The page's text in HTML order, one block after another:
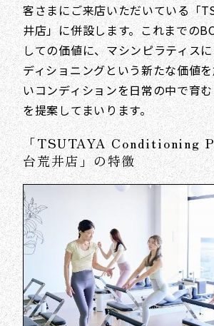
客さまにご来店いただいている「
井店」に併設します。これまでの
しての価値に、マシンピラティス
ディショニングという新たな価値
いコンディションを日常の中で育
を提案してまいります。
「TSUTAYA Conditioning
台荒井店」の特徴